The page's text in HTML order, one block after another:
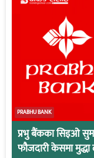
PRABHU BANK
प्रभु बैंकका सिइओ
फौजदारी केसमा मुद्धा